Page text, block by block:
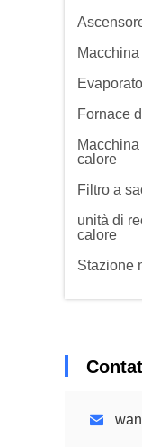
Fornace
calore
Filtro a
unità di
calore
Stazione